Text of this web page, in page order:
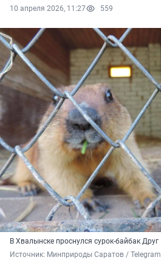
10 апреля 2026, 11:27 559
В Хвалынске проснулся сурок-байбак Друг
Источник: Минприроды Саратов / Telegram